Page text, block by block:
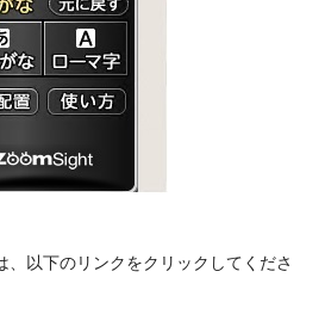
、以下のリンクをクリックしてくださ